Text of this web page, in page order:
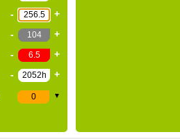
- +
- +
- +
- +
▼